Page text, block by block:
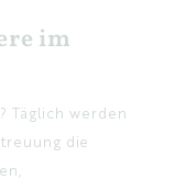
im
Täglich werden
die